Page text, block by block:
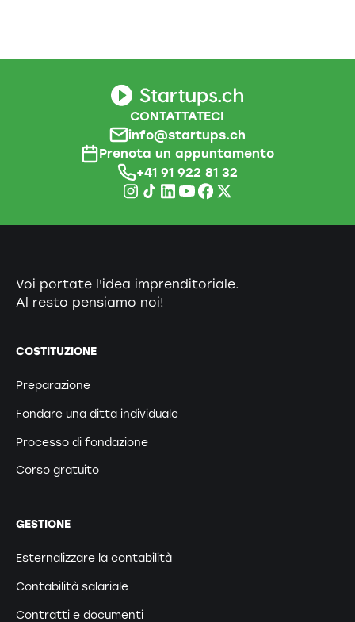
CONTATTATECI
info@startups.ch
Prenota un appuntamento
+41 91 922 81 32
Voi portate l'idea imprenditoriale.
Al resto pensiamo noi!
COSTITUZIONE
Preparazione
Fondare una ditta individuale
Processo di fondazione
Corso gratuito
GESTIONE
Esternalizzare la contabilità
Contabilità salariale
Contratti e documenti